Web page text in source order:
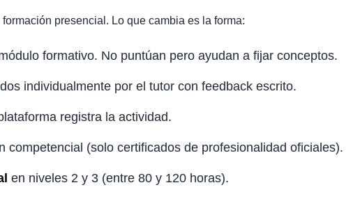
presencial. Lo que cambia es la forma:
formativo. No puntúan pero ayudan a fijar conceptos.
individualmente por el tutor con feedback escrito.
registra la actividad.
competencial (solo certificados de profesionalidad oficiales).
en niveles 2 y 3 (entre 80 y 120 horas).